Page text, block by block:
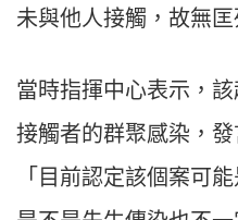
未與他人接觸，故無匡
當時指揮中心表示，
接觸者的群聚感染，發
「目前認定該個案可